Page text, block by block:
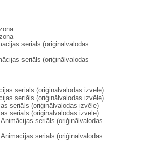
seriāls (oriģinālvalodas
seriāls (oriģinālvalodas
seriāls (oriģinālvalodas izvēle)
seriāls (oriģinālvalodas izvēle)
seriāls (oriģinālvalodas izvēle)
seriāls (oriģinālvalodas izvēle)
seriāls (oriģinālvalodas
seriāls (oriģinālvalodas